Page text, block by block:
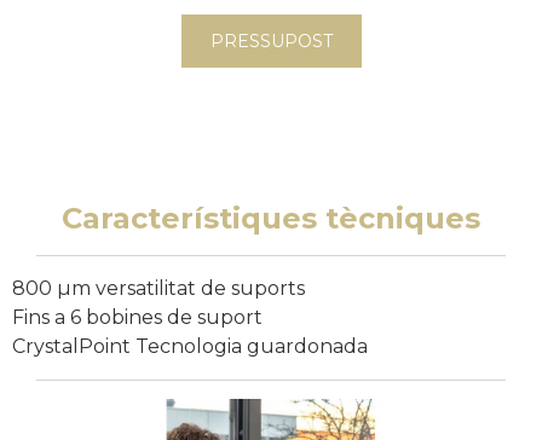
PRESSUPOST
Característiques tècniques
800 µm versatilitat de suports
Fins a 6 bobines de suport
CrystalPoint Tecnologia guardonada